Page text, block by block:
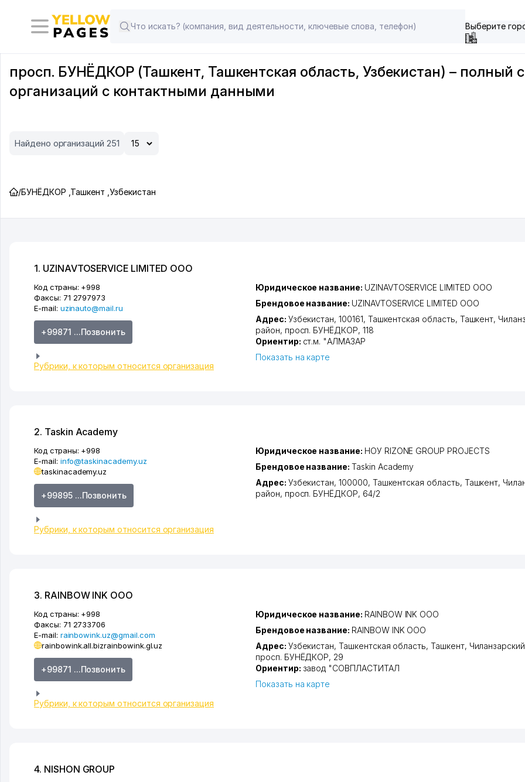
Выберите
просп. БУНЁДКОР (Ташкент, Ташкентская область, Узбекистан) – полный
организаций с контактными данными
Найдено организаций 251
/БУНЁДКОР Ташкент ,Узбекистан
1. UZINAVTOSERVICE LIMITED ООО
Код страны: +998
Факсы: 71 2797973
E-mail: uzinauto@mail.ru
+99871 ...Позвонить
Рубрики, к которым относится организация
Юридическое название: UZINAVTOSERVICE LIMITED ООО
Брендовое название: UZINAVTOSERVICE LIMITED ООО
Адрес: Узбекистан, 100161, Ташкентская область, Ташкент,
район, просп. БУНЁДКОР, 118
Ориентир: ст.м. "АЛМАЗАР
Показать на карте
2. Taskin Academy
Код страны: +998
E-mail: info@taskinacademy.uz
taskinacademy.uz
+99895 ...Позвонить
Рубрики, к которым относится организация
Юридическое название: НОУ RIZONE GROUP PROJECTS
Брендовое название: Taskin Academy
Адрес: Узбекистан, 100000, Ташкентская область, Ташкент,
район, просп. БУНЁДКОР, 64/2
3. RAINBOW INK ООО
Код страны: +998
Факсы: 71 2733706
E-mail: rainbowink.uz@gmail.com
rainbowink.all.bizrainbowink.gl.uz
+99871 ...Позвонить
Рубрики, к которым относится организация
Юридическое название: RAINBOW INK ООО
Брендовое название: RAINBOW INK ООО
Адрес: Узбекистан,Ташкентская область,Ташкент,
просп. БУНЁДКОР, 29
Ориентир: завод "СОВПЛАСТИТАЛ
Показать на карте
4. NISHON GROUP